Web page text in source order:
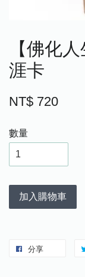
【佛化
涯卡
NT$ 720
數量
加入購物車
分享